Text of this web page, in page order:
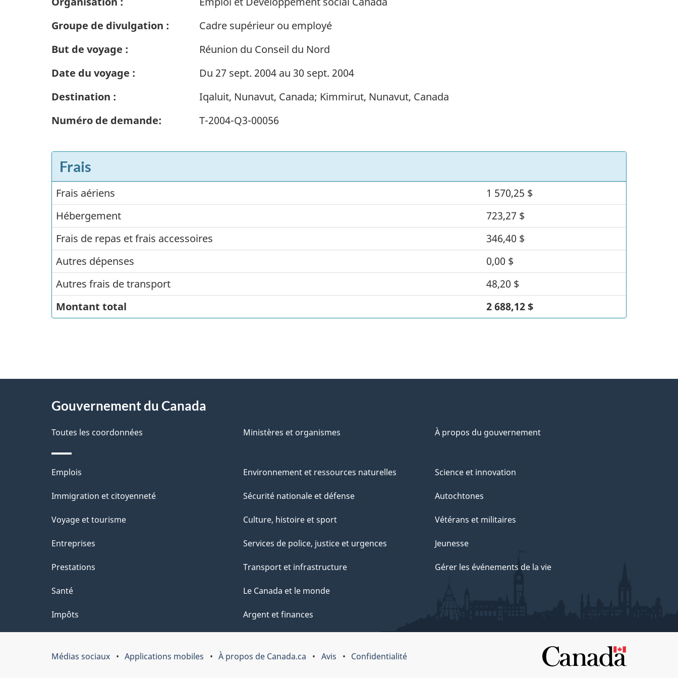
Groupe de divulgation :
Cadre supérieur ou employé
But de voyage :
Réunion du Conseil du Nord
Date du voyage :
Du 27 sept. 2004 au 30 sept. 2004
Destination :
Iqaluit, Nunavut, Canada; Kimmirut, Nunavut, Canada
Numéro de demande:
T-2004-Q3-00056
Frais
Frais
Frais aériens
1 570,25 $
Hébergement
723,27 $
Frais de repas et frais accessoires
346,40 $
Autres dépenses
0,00 $
Autres frais de transport
48,20 $
Montant total
2 688,12 $
D
é
t
a
i
l
d
e
l
p
a
g
e
Gouvernement du Canada
Toutes les coordonnées Ministères et organismes À propos du gouvernement
Thèmes
et
Emplois
Immigration et citoyenneté
Voyage et tourisme
Entreprises
Prestations
Santé
Impôts
Environnement et ressources naturelles
Sécurité nationale et défense
Culture, histoire et sport
Services de police, justice et urgences
Transport et infrastructure
Le Canada et le monde
Argent et finances
Science et innovation
Autochtones
Vétérans et militaires
Jeunesse
Gérer les événements de la vie
Organisation
Médias sociaux Applications mobiles À propos de Canada.ca Avis Confidentialité